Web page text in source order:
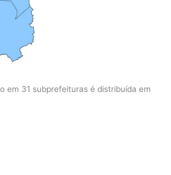
em 31 subprefeituras é distribuída em